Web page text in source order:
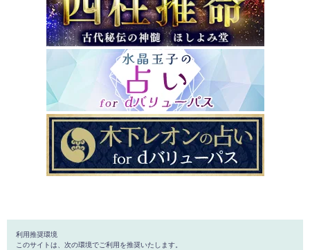
利用推奨環境
このサイトは、次の環境でご利用を推奨いたします。